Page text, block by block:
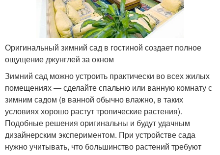
Оригинальный зимний сад в гостиной создает полное
ощущение джунглей за окном
Зимний сад можно устроить практически во всех жилых
помещениях — сделайте спальню или ванную комнату с
зимним садом (в ванной обычно влажно, в таких
условиях хорошо растут тропические растения).
Подобные решения оригинальны и будут удачным
дизайнерским экспериментом. При устройстве сада
нужно учитывать, что большинство растений требуют